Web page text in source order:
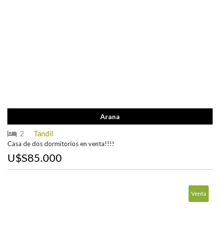
Arana
2 Tandil
Casa de dos dormitorios en venta!!!!
U$S85.000
Venta